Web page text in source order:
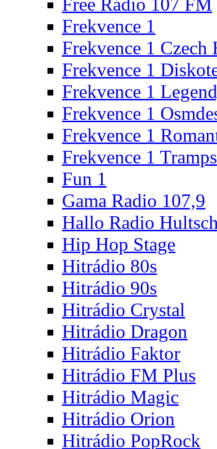
Frekvence 1
Frekvence 1 Czech
Frekvence 1
Frekvence 1
Frekvence 1
Frekvence 1
Frekvence 1
Fun 1
Gama Radio 107,9
Hallo Radio
Hip Hop Stage
Hitrádio 80s
Hitrádio 90s
Hitrádio Crystal
Hitrádio Dragon
Hitrádio Faktor
Hitrádio FM Plus
Hitrádio Magic
Hitrádio Orion
Hitrádio PopRock